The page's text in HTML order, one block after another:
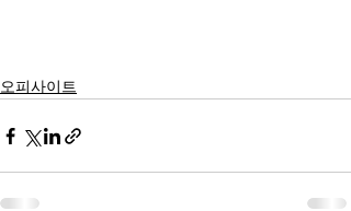
오피사이트